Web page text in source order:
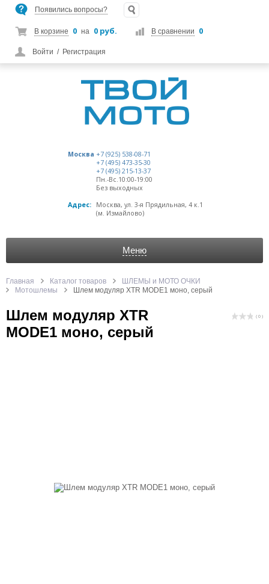
Появились вопросы?
В корзине 0 на 0 руб. В сравнении 0
Войти / Регистрация
Москва +7 (925) 538-08-71
+7 (495) 473-35-30
+7 (495) 215-13-37
Пн.-Вс.10:00-19:00
Без выходных
Адрес:
Москва, ул. 3-я Прядильная, 4 к.1
(м. Измайлово)
Меню
Главная Каталог товаров
ШЛЕМЫ и МОТО ОЧКИ
Мотошлемы
Шлем модуляр XTR MODE1 моно, серый
Шлем модуляр XTR
MODE1 моно, серый
( 0 )